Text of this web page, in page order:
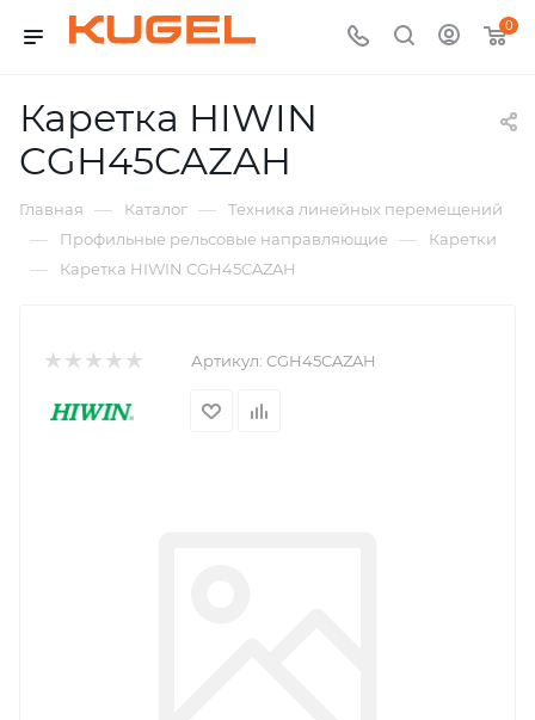
0
Каретка HIWIN
CGH45CAZAH
Главная — Каталог — Техника линейных перемещений
— Профильные рельсовые направляющие — Каретки
— Каретка HIWIN CGH45CAZAH
Артикул: CGH45CAZAH